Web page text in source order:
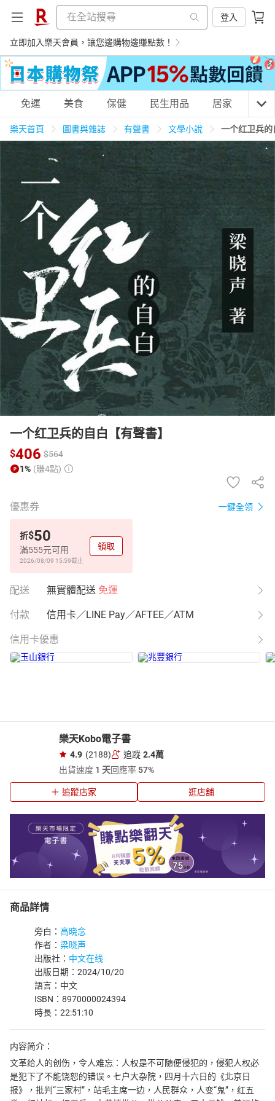
登入
立即加入樂天會員，讓您邊購物邊賺點數！
購物網分類
天天免運 美食蛋糕 養生保健 民生用品
居家生活 3C家電 親子玩具
女裝 情趣用品
日本購物 電子/紙本書
HOT
免運 美食 保健 民生用品 居家 3C
樂天首頁 圖書與雜誌 有聲書 文學小說 一个红卫兵
一个红卫兵的自白【有聲書】
$406 $564
1% (賺4點)
優惠券 一鍵全領
折$50
滿555元可用
2026/08/09 15:59截止
領取
配送 無實體配送 免運
付款 信用卡／LINE Pay／AFTEE／ATM
信用卡優惠
樂天Kobo電子書
4.9 (2188) 追蹤 2.4萬
出貨速度 1 天回應率57%
追蹤店家 逛店舖
商品詳情
旁白： 高晓念
作者： 梁晓声
出版社： 中文在线
出版日期：2024/10/20
語言：中文
ISBN：8970000024394
時長：22:51:10
内容简介：
文革给人的创伤，令人难忘：人权是不可随便侵犯的，侵犯人权必
是犯下了不能饶恕的错误。七户大杂院，四月十六日的《北京日
报》，批判“三家村”，站毛主席一边，人民群众，人变“鬼”，红五